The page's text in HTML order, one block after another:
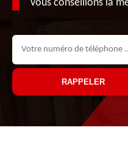
vous conseillons la